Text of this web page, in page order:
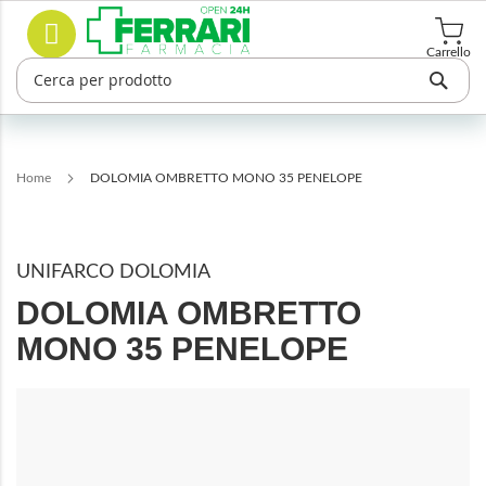
Salta
contenuto
Carrello
Cerca
Home DOLOMIA OMBRETTO MONO 35 PENELOPE
UNIFARCO DOLOMIA
DOLOMIA OMBRETTO
MONO 35 PENELOPE